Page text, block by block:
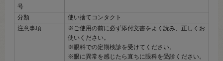
号
分類
使い捨てコンタクト
注意事項
※ご使用の前に必ず添付文書をよく読み、正しくお
使いください。
※眼科での定期検診を受けてください。
※眼に異常を感じたら直ちに眼科を受診ください。